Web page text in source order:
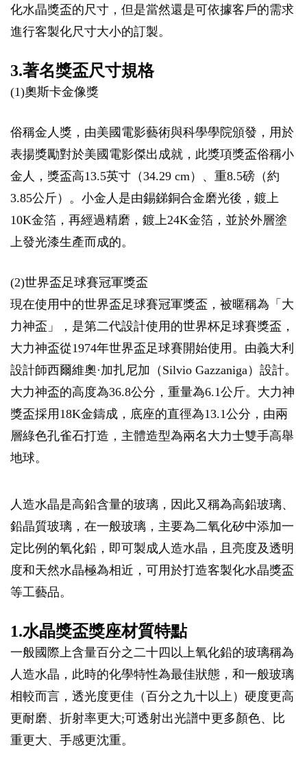
化水晶獎盃的尺寸，但是當然還是可依據客戶的需求
進行客製化尺寸大小的訂製。
3.著名獎盃尺寸規格
(1)奧斯卡金像獎
俗稱金人獎，由美國電影藝術與科學學院頒發，用於
表揚獎勵對於美國電影傑出成就，此獎項獎盃俗稱小
金人，獎盃高13.5英寸（34.29 cm）、重8.5磅（約
3.85公斤）。小金人是由錫銻銅合金磨光後，鍍上
10K金箔，再經過精磨，鍍上24K金箔，並於外層塗
上發光漆生產而成的。
(2)世界盃足球賽冠軍獎盃
現在使用中的世界盃足球賽冠軍獎盃，被暱稱為「大
力神盃」，是第二代設計使用的世界杯足球賽獎盃，
大力神盃從1974年世界盃足球賽開始使用。由義大利
設計師西爾維奧·加扎尼加（Silvio Gazzaniga）設計。
大力神盃的高度為36.8公分，重量為6.1公斤。大力神
獎盃採用18K金鑄成，底座的直徑為13.1公分，由兩
層綠色孔雀石打造，主體造型為兩名大力士雙手高舉
地球。
人造水晶是高鉛含量的玻璃，因此又稱為高鉛玻璃、
鉛晶質玻璃，在一般玻璃，主要為二氧化矽中添加一
定比例的氧化鉛，即可製成人造水晶，且亮度及透明
度和天然水晶極為相近，可用於打造客製化水晶獎盃
等工藝品。
1.水晶獎盃獎座材質特點
一般國際上含量百分之二十四以上氧化鉛的玻璃稱為
人造水晶，此時的化學特性為最佳狀態，和一般玻璃
相較而言，透光度更佳（百分之九十以上）硬度更高
更耐磨、折射率更大;可透射出光譜中更多顏色、比
重更大、手感更沈重。